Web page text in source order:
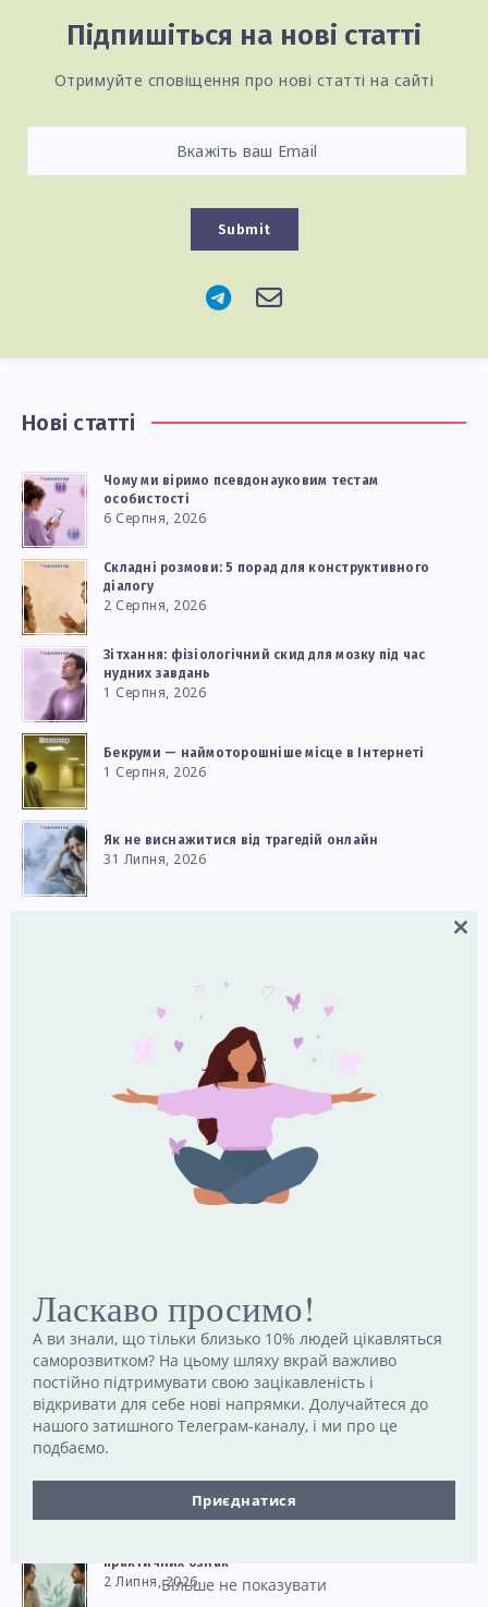
Підпишіться на нові статті
Отримуйте сповіщення про нові статті на сайті
Submit
Нові статті
Чому ми віримо псевдонауковим тестам
особистості
6 Серпня, 2026
Складні розмови: 5 порад для конструктивного
діалогу
2 Серпня, 2026
Зітхання: фізіологічний скид для мозку під час
нудних завдань
1 Серпня, 2026
Бекруми — наймоторошніше місце в Інтернеті
1 Серпня, 2026
Як не виснажитися від трагедій онлайн
31 Липня, 2026
Риси характеру: позитивні та негативні (список)
29 Листопада, 2023
Хто такий інтроверт? Ознаки, причини, міфи
5 Травня, 2023
Емоції: визначення, види, контроль
9 Травня, 2023
Архетипи Юнга: 12 архітепічних фігур + 4 архетипи
19 Червня, 2023
Популярне за місяць
практичних ознак
2 Липня, 2026
Close
Ласкаво просимо!
А ви знали, що тільки близько 10% людей цікавляться
саморозвитком? На цьому шляху вкрай важливо
постійно підтримувати свою зацікавленість і
відкривати для себе нові напрямки. Долучайтеся до
нашого затишного Телеграм-каналу, і ми про це
подбаємо.
Приєднатися
Більше не показувати